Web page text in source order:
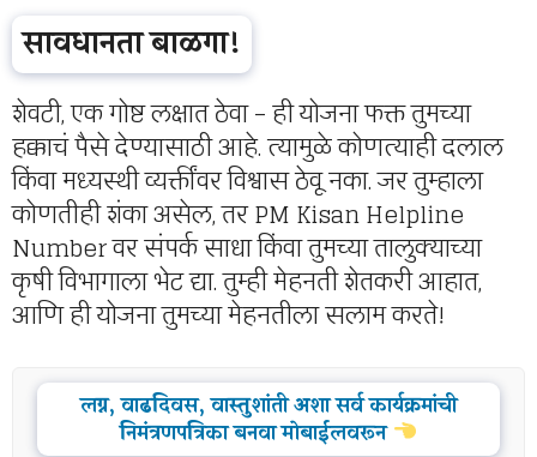
सावधानता बाळगा!
शेवटी, एक गोष्ट लक्षात ठेवा – ही योजना फक्त तुमच्या
हक्काचं पैसे देण्यासाठी आहे. त्यामुळे कोणत्याही दलाल
किंवा मध्यस्थी व्यक्तींवर विश्वास ठेवू नका. जर तुम्हाला
कोणतीही शंका असेल, तर PM Kisan Helpline
Number वर संपर्क साधा किंवा तुमच्या तालुक्याच्या
कृषी विभागाला भेट द्या. तुम्ही मेहनती शेतकरी आहात,
आणि ही योजना तुमच्या मेहनतीला सलाम करते!
लग्न, वाढदिवस, वास्तुशांती अशा सर्व कार्यक्रमांची
निमंत्रणपत्रिका बनवा मोबाईलवरून